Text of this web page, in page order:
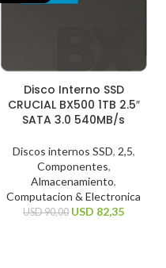
Disco Interno SSD
CRUCIAL BX500 1TB 2.5″
SATA 3.0 540MB/s
Discos internos SSD, 2,5,
Componentes,
Almacenamiento,
Computacion & Electronica
USD90,00 USD 82,35